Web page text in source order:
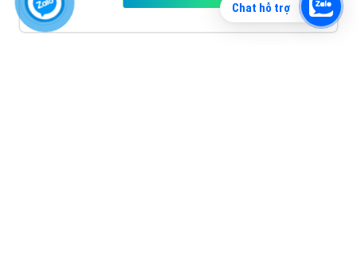
Chat hỗ trợ